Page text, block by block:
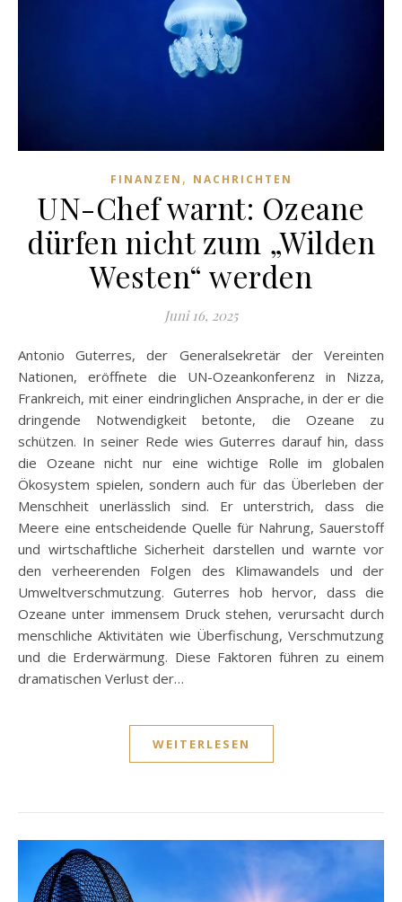
FINANZEN , NACHRICHTEN
UN-Chef warnt: Ozeane
dürfen nicht zum „Wilden
Westen“ werden
Juni 16, 2025
Antonio Guterres, der Generalsekretär der Vereinten
Nationen, eröffnete die UN-Ozeankonferenz in Nizza,
Frankreich, mit einer eindringlichen Ansprache, in der er die
dringende Notwendigkeit betonte, die Ozeane zu
schützen. In seiner Rede wies Guterres darauf hin, dass
die Ozeane nicht nur eine wichtige Rolle im globalen
Ökosystem spielen, sondern auch für das Überleben der
Menschheit unerlässlich sind. Er unterstrich, dass die
Meere eine entscheidende Quelle für Nahrung, Sauerstoff
und wirtschaftliche Sicherheit darstellen und warnte vor
den verheerenden Folgen des Klimawandels und der
Umweltverschmutzung. Guterres hob hervor, dass die
Ozeane unter immensem Druck stehen, verursacht durch
menschliche Aktivitäten wie Überfischung, Verschmutzung
und die Erderwärmung. Diese Faktoren führen zu einem
dramatischen Verlust der…
WEITERLESEN